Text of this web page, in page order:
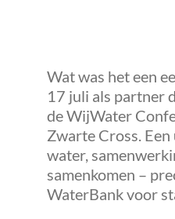
Wat was het een
17 juli als partner
de WijWater
Zwarte Cross.
water,
samenkomen –
WaterBank voor